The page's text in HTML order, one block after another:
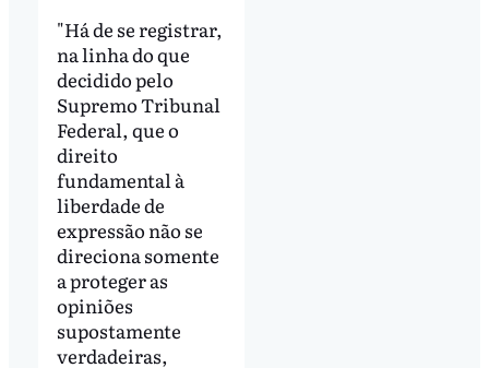
"Há de se registrar,
na linha do que
decidido pelo
Supremo Tribunal
Federal, que o
direito
fundamental à
liberdade de
expressão não se
direciona somente
a proteger as
opiniões
supostamente
verdadeiras,